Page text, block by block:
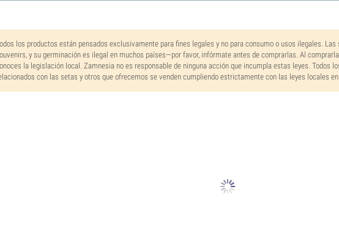
los productos están pensados exclusivamente para fines legales y no para consumo o usos ilegales.
y su germinación es ilegal en muchos países—por favor, infórmate antes de comprarlas. Al
la legislación local. Zamnesia no es responsable de ninguna acción que incumpla estas leyes. Todos
con las setas y otros que ofrecemos se venden cumpliendo estrictamente con las leyes locales en